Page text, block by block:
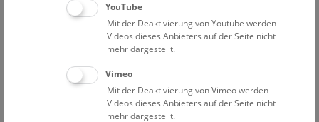
Deck 50 © NHM Wien, Christina Rittmannsperger
YouTube
Mit der Deaktivierung von Youtube werden
Videos dieses Anbieters auf der Seite nicht
mehr dargestellt.
Vimeo
Mit der Deaktivierung von Vimeo werden
Videos dieses Anbieters auf der Seite nicht
mehr dargestellt.